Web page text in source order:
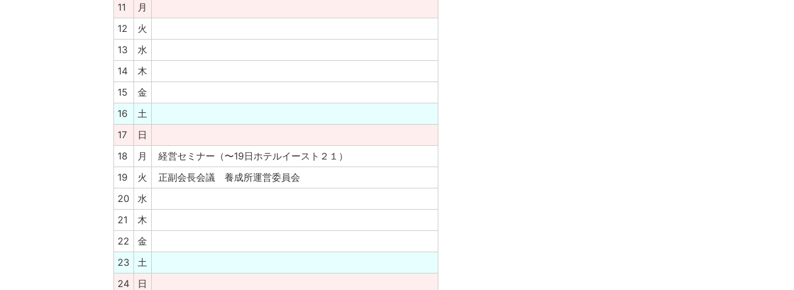
11
月
12
火
13
水
14
木
15
金
16
土
17
日
18
月
経営セミナー（〜19日ホテルイースト２１）
19
火
正副会長会議 養成所運営委員会
20
水
21
木
22
金
23
土
24
日